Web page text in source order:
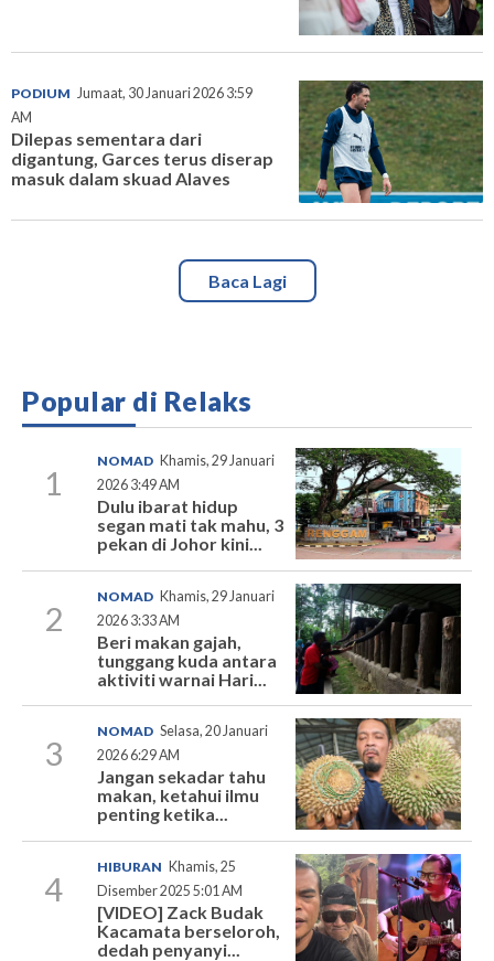
PODIUM Jumaat, 30 Januari 2026 3:59
AM
Dilepas sementara dari
digantung, Garces terus diserap
masuk dalam skuad Alaves
Baca Lagi
Popular di Relaks
1
NOMAD Khamis, 29 Januari
2026 3:49 AM
Dulu ibarat hidup
segan mati tak mahu, 3
pekan di Johor kini...
2
NOMAD Khamis, 29 Januari
2026 3:33 AM
Beri makan gajah,
tunggang kuda antara
aktiviti warnai Hari...
3
NOMAD Selasa, 20 Januari
2026 6:29 AM
Jangan sekadar tahu
makan, ketahui ilmu
penting ketika...
4
HIBURAN Khamis, 25
Disember 2025 5:01 AM
[VIDEO] Zack Budak
Kacamata berseloroh,
dedah penyanyi...